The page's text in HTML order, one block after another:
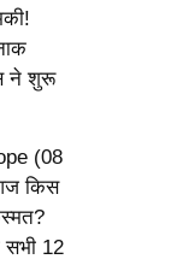
ने शुरू
(08
किस
12